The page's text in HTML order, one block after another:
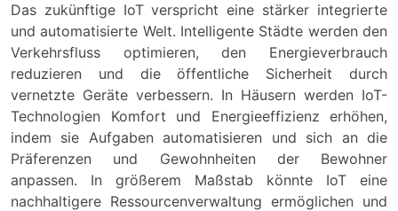
Das zukünftige IoT verspricht eine stärker integrierte
und automatisierte Welt. Intelligente Städte werden den
Verkehrsfluss optimieren, den Energieverbrauch
reduzieren und die öffentliche Sicherheit durch
vernetzte Geräte verbessern. In Häusern werden IoT-
Technologien Komfort und Energieeffizienz erhöhen,
indem sie Aufgaben automatisieren und sich an die
Präferenzen und Gewohnheiten der Bewohner
anpassen. In größerem Maßstab könnte IoT eine
nachhaltigere Ressourcenverwaltung ermöglichen und